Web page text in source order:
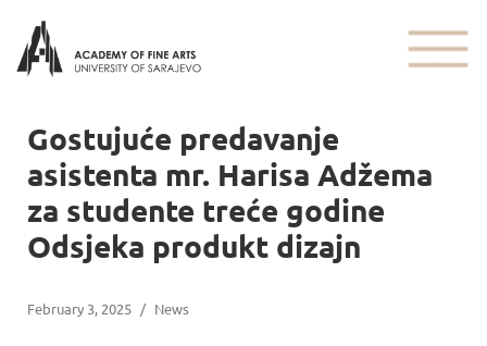
Gostujuće predavanje
asistenta mr. Harisa Adžema
za studente treće godine
Odsjeka produkt dizajn
February 3, 2025 / News